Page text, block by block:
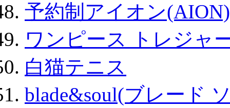
予約制アイオン
ワンピース トレジャ
白猫テニス
blade&soul(ブレード